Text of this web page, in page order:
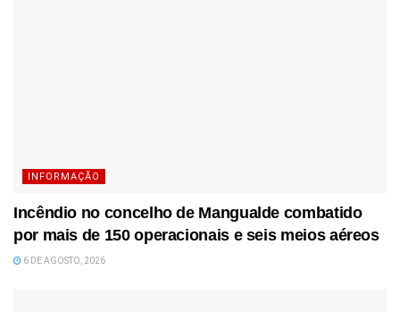
INFORMAÇÃO
Incêndio no concelho de Mangualde combatido
por mais de 150 operacionais e seis meios aéreos
6 DE AGOSTO, 2026